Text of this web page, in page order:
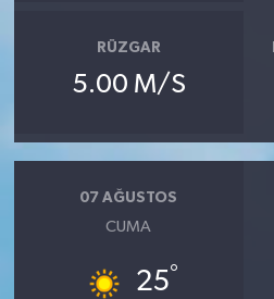
RÜZGAR
5.00 M/S
07 AĞUSTOS
CUMA
25°